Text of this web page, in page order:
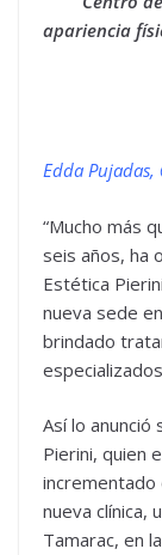
apariencia
Edda Pujadas,
“Mucho más
seis años, ha
Estética
nueva sede
brindado
Así lo
Pierini, quien
incrementado
nueva clínica,
Tamarac, en